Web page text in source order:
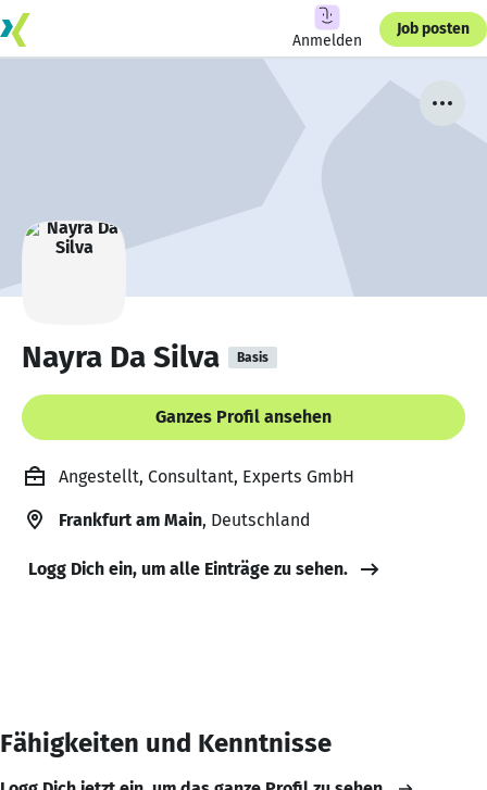
Anmelden
Job posten
Nayra Da Silva Basis
Ganzes Profil ansehen
Angestellt, Consultant, Experts GmbH
Frankfurt am Main, Deutschland
Logg Dich ein, um alle Einträge zu sehen.
Fähigkeiten und Kenntnisse